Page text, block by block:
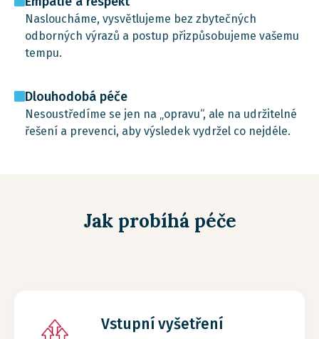
Nasloucháme, vysvětlujeme bez zbytečných
odborných výrazů a postup přizpůsobujeme vašemu
tempu.
Dlouhodobá péče
Nesoustředíme se jen na „opravu“, ale na udržitelné
řešení a prevenci, aby výsledek vydržel co nejdéle.
Jak probíhá péče
Vstupní vyšetření